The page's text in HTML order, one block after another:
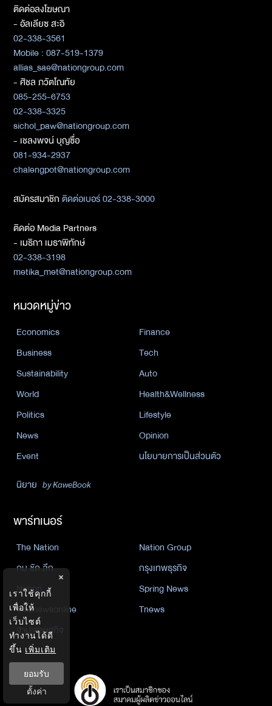
ติดต่อลงโฆษณา
- อัลเลียซ สะอิ
02-338-3561
Mobile : 087-519-1379
allias_sae@nationgroup.com
- ศิชล ภวัตโณทัย
085-255-6753
02-338-3325
sichol_paw@nationgroup.com
- เชลงพจน์ บุญซื่อ
081-934-2937
chalengpot@nationgroup.com
สมัครสมาชิกติดต่อเบอร์ 02-338-3000
ติดต่อ Media Partners
- เมธิกา เมธาพิทักษ์
02-338-3198
metika_met@nationgroup.com
หมวดหมู่ข่าว
Economics
Finance
Business
Tech
Sustainability
Auto
World
Health&Wellness
Politics
Lifestyle
News
Opinion
Event
นโยบายการเป็นส่วนตัว
นิยาย by KaweBook
พาร์ทเนอร์
The Nation
Nation Group
คม ชัด ลึก
กรุงเทพธุรกิจ
Nation
Spring News
Thainewsonline
Tnews
ฐานเศรษฐกิจ
×
เราใช้คุกกี้
เพื่อให้
เว็บไซต์
ทำงานได้ดี
ขึ้น เพิ่มเติม
ยอมรับ
ตั้งค่า